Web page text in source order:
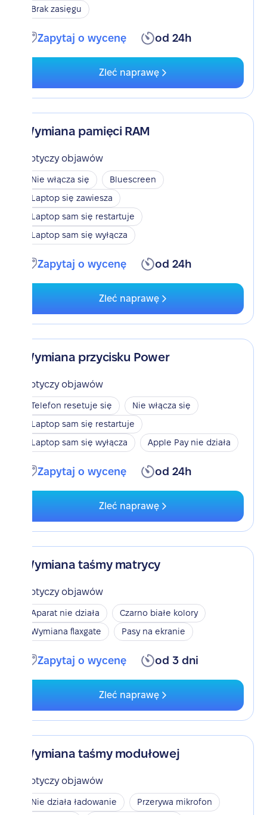
Brak zasięgu
Zapytaj o wycenę od 24h
Zleć naprawę
Wymiana pamięci RAM
Dotyczy objawów
Nie włącza się
Bluescreen
Laptop się zawiesza
Laptop sam się restartuje
Laptop sam się wyłącza
Zapytaj o wycenę od 24h
Zleć naprawę
Wymiana przycisku Power
Dotyczy objawów
Telefon resetuje się
Nie włącza się
Laptop sam się restartuje
Laptop sam się wyłącza
Apple Pay nie działa
Zapytaj o wycenę od 24h
Zleć naprawę
Wymiana taśmy matrycy
Dotyczy objawów
Aparat nie działa
Czarno białe kolory
Wymiana flaxgate
Pasy na ekranie
Zapytaj o wycenę od 3 dni
Zleć naprawę
Wymiana taśmy modułowej
Dotyczy objawów
Nie działa ładowanie
Przerywa mikrofon